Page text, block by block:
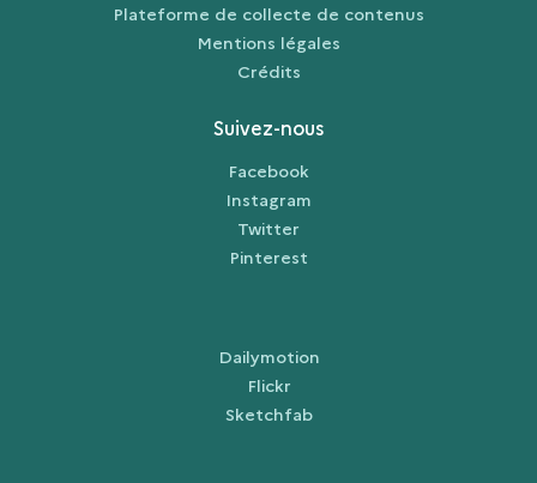
Plateforme de collecte de contenus
Mentions légales
Crédits
Suivez-nous
Facebook
Instagram
Twitter
Pinterest
Dailymotion
Flickr
Sketchfab